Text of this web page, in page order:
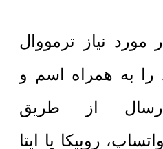
مورد نیاز ترمووال
را به همراه اسم و
از طریق
روبیکا یا ایتا